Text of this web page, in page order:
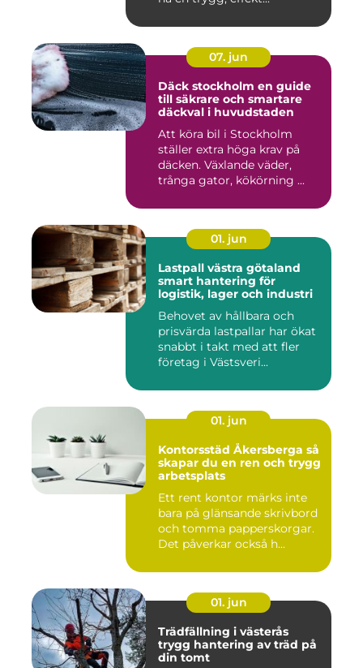
07. jun
Däck stockholm en guide
till säkrare och smartare
däckval i huvudstaden
Att köra bil i Stockholm
ställer extra höga krav på
däcken. Växlande väder,
trånga gator, kökörning ...
01. jun
Lastpall västra götaland
smart hantering för
logistik, lager och industri
Behovet av hållbara och
prisvärda lastpallar har ökat
snabbt i takt med att fler
företag i Västsveri...
01. jun
Kontorsstäd Åkersberga så
skapar du en ren och trygg
arbetsplats
Ett rent kontor märks inte
bara på glänsande skrivbord
och tomma papperskorgar.
Det påverkar också h...
01. jun
Trädfällning i västerås
trygg hantering av träd på
din tomt